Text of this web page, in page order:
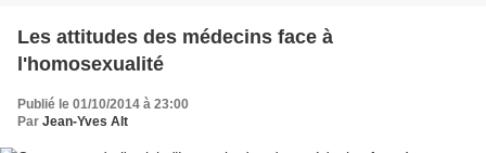
Les attitudes des médecins face à
l'homosexualité
Publié le 01/10/2014 à 23:00
Par Jean-Yves Alt